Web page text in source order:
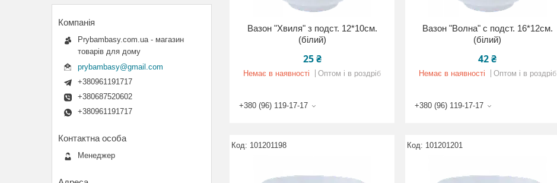
Вазон "Хвиля" з подст. 12*10см.
(білий)
25 ₴
Немає в наявності Оптом і в роздріб
+380 (96) 119-17-17
Вазон "Волна" с подст. 16*12см.
(білий)
42 ₴
Немає в наявності Оптом і в роздріб
+380 (96) 119-17-17
101201198 101201201
Prybambasy.com.ua - магазин
товарів для дому
prybambasy@gmail.com
+380961191717
+380687520602
+380961191717
Менеджер